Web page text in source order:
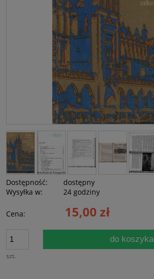
Dostępność:
dostępny
Wysyłka w:
24 godziny
Cena: 15,00 zł
szt.
do koszyka